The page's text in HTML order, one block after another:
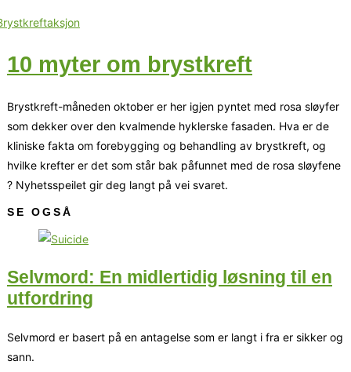
10 myter om brystkreft
Brystkreft-måneden oktober er her igjen pyntet med rosa sløyfer
som dekker over den kvalmende hyklerske fasaden. Hva er de
kliniske fakta om forebygging og behandling av brystkreft, og
hvilke krefter er det som står bak påfunnet med de rosa sløyfene
? Nyhetsspeilet gir deg langt på vei svaret.
SE OGSÅ
Selvmord: En midlertidig løsning til en
utfordring
Selvmord er basert på en antagelse som er langt i fra er sikker og
sann.